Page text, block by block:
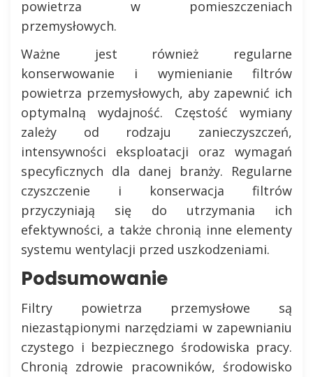
powietrza w pomieszczeniach
przemysłowych.
Ważne jest również regularne
konserwowanie i wymienianie filtrów
powietrza przemysłowych, aby zapewnić ich
optymalną wydajność. Częstość wymiany
zależy od rodzaju zanieczyszczeń,
intensywności eksploatacji oraz wymagań
specyficznych dla danej branży. Regularne
czyszczenie i konserwacja filtrów
przyczyniają się do utrzymania ich
efektywności, a także chronią inne elementy
systemu wentylacji przed uszkodzeniami.
Podsumowanie
Filtry powietrza przemysłowe są
niezastąpionymi narzędziami w zapewnianiu
czystego i bezpiecznego środowiska pracy.
Chronią zdrowie pracowników, środowisko